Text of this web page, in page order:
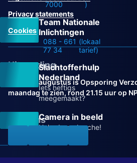
7000
)
Team Nationale
Inlichtingen
088 - 661
77 34
(lokaal
tarief)
Slachtofferhulp
Nederland
Iets heftigs
meegemaakt?
Camera in beeld
Help de recherche!
Privacy statements
Cookies
Uitzending
Vanaf 31 augustus is Opsporing
maandag te zien, rond 21.15 uur op
Volg ons